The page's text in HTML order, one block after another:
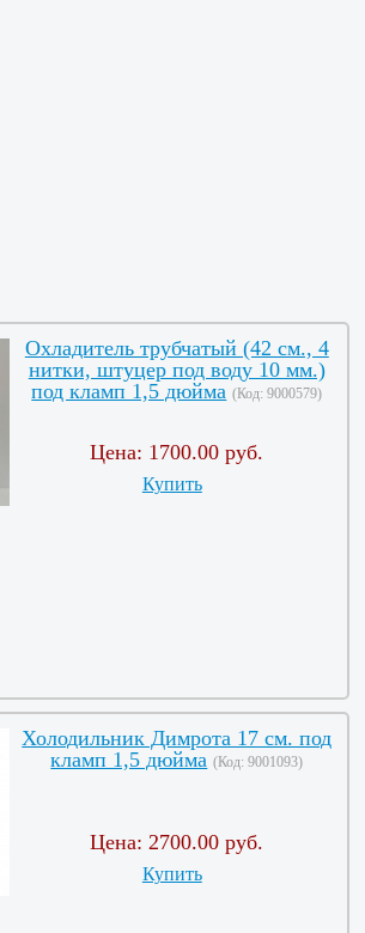
Охладитель трубчатый (42 см., 4
нитки, штуцер под воду 10 мм.)
под кламп 1,5 дюйма (Код:9000579)
Цена: 1700.00 руб.
Купить
Холодильник Димрота 17 см. под
кламп 1,5 дюйма (Код:9001093)
Цена: 2700.00 руб.
Купить